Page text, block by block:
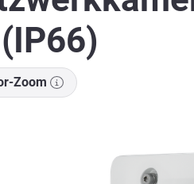
Zoom